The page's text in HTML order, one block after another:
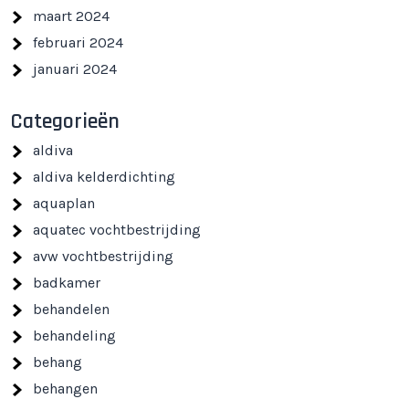
maart 2024
februari 2024
januari 2024
Categorieën
aldiva
aldiva kelderdichting
aquaplan
aquatec vochtbestrijding
avw vochtbestrijding
badkamer
behandelen
behandeling
behang
behangen